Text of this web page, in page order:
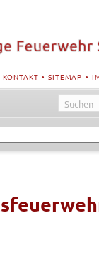
KONTAKT SITEMAP